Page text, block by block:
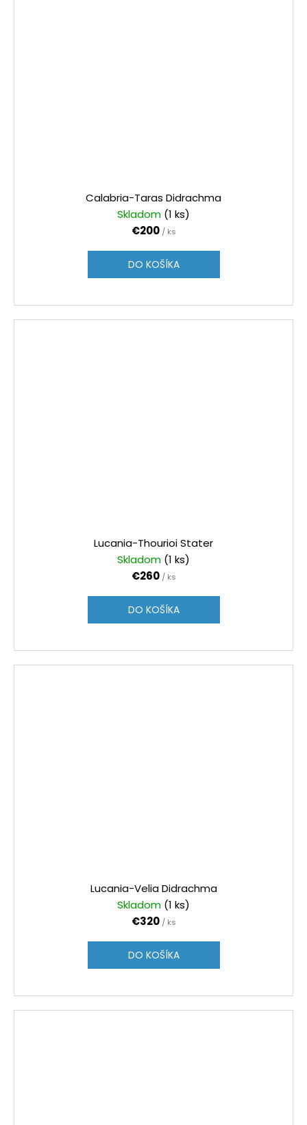
Calabria-Taras Didrachma
Skladom (1 ks)
€200 / ks
DO KOŠÍKA
Lucania-Thourioi Stater
Skladom (1 ks)
€260 / ks
DO KOŠÍKA
Lucania-Velia Didrachma
Skladom (1 ks)
€320 / ks
DO KOŠÍKA